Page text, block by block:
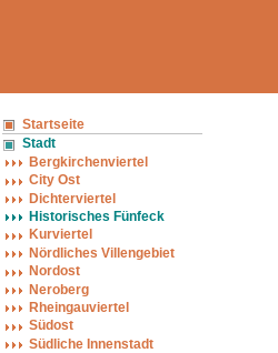
Startseite
Stadt
Bergkirchenviertel
City Ost
Dichterviertel
Historisches Fünfeck
Kurviertel
Nördliches Villengebiet
Nordost
Neroberg
Rheingauviertel
Südost
Südliche Innenstadt